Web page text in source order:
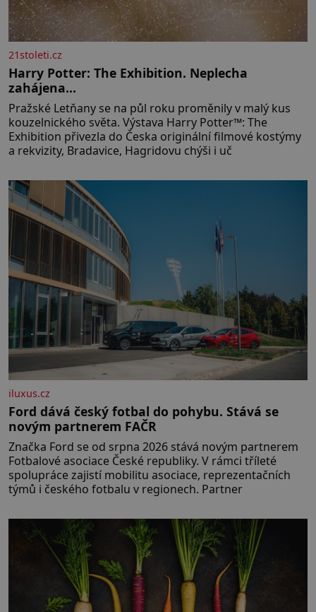
21stoleti.cz
Harry Potter: The Exhibition. Neplecha
zahájena…
Pražské Letňany se na půl roku proměnily v malý kus
kouzelnického světa. Výstava Harry Potter™: The
Exhibition přivezla do Česka originální filmové kostýmy
a rekvizity, Bradavice, Hagridovu chýši i uč
iluxus.cz
Ford dává český fotbal do pohybu. Stává se
novým partnerem FAČR
Značka Ford se od srpna 2026 stává novým partnerem
Fotbalové asociace České republiky. V rámci tříleté
spolupráce zajistí mobilitu asociace, reprezentačních
týmů i českého fotbalu v regionech. Partner